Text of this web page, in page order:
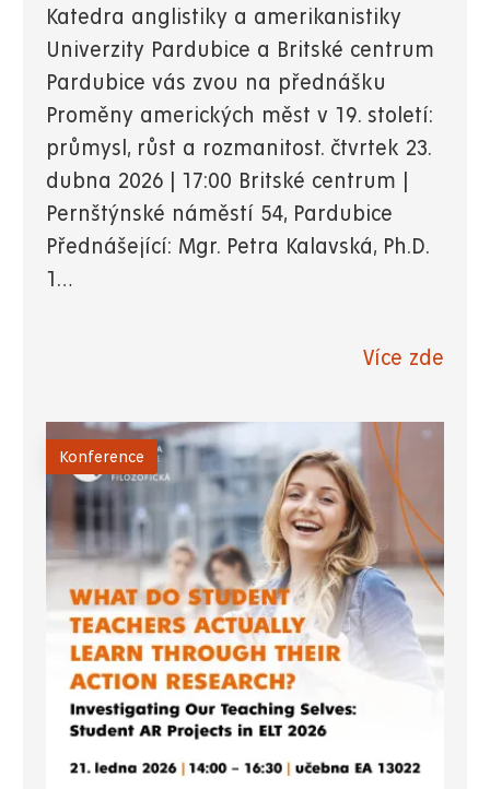
Katedra anglistiky a amerikanistiky
Univerzity Pardubice a Britské centrum
Pardubice vás zvou na přednášku
Proměny amerických měst v 19. století:
průmysl, růst a rozmanitost. čtvrtek 23.
dubna 2026 | 17:00 Britské centrum |
Pernštýnské náměstí 54, Pardubice
Přednášející: Mgr. Petra Kalavská, Ph.D.
1…
Více zde
Konference